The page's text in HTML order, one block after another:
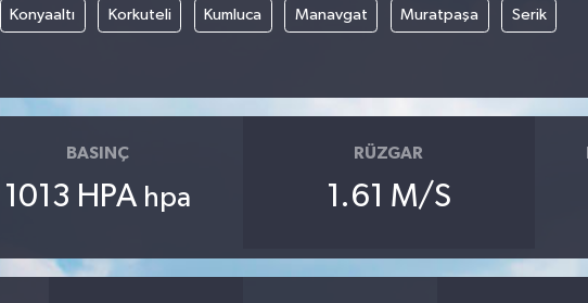
Konyaaltı Korkuteli Kumluca Manavgat Muratpaşa Serik
BASINÇ
1013 HPA hpa
RÜZGAR
1.61 M/S